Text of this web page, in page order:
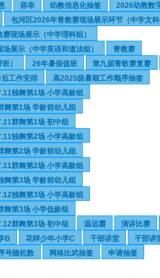
容幸 幼教信息化抽签
2026幼教数
包河区2026年青教赛现场展示环节（中学文科
现场展示（中学理科组）
展示（中学英语和道法组）
青教赛
） 26年暑假值班 第九届青歌赛复赛
工作安排
高2025级暑期工作顺序抽签
独舞第1场 小学高龄组
舞第1场 学龄前幼儿组
群舞第1场 初中组
独舞第2场 小学高龄组
舞第2场 学龄前幼儿组
群舞第2场 小学高龄组
舞第3场 学龄前幼儿组
独舞第3场 小学高龄组
舞第3场 小学低龄组
群舞第3场 初中组 温远霞 演讲比赛
B 花样少年小学C 干部讲堂 干部讲
号随机数 网格比武抽签 申请抽签